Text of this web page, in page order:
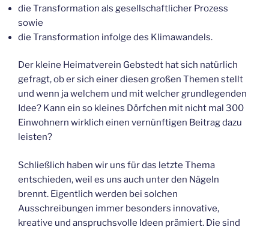
die Transformation als gesellschaftlicher Prozess
sowie
die Transformation infolge des Klimawandels.
Der kleine Heimatverein Gebstedt hat sich natürlich
gefragt, ob er sich einer diesen großen Themen stellt
und wenn ja welchem und mit welcher grundlegenden
Idee? Kann ein so kleines Dörfchen mit nicht mal 300
Einwohnern wirklich einen vernünftigen Beitrag dazu
leisten?
Schließlich haben wir uns für das letzte Thema
entschieden, weil es uns auch unter den Nägeln
brennt. Eigentlich werden bei solchen
Ausschreibungen immer besonders innovative,
kreative und anspruchsvolle Ideen prämiert. Die sind